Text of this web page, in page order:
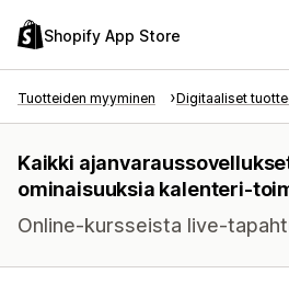
Shopify App Store
Tuotteiden myyminen Digitaaliset
Kaikki
ominaisuuksia kalenteri-
Online-kursseista live-